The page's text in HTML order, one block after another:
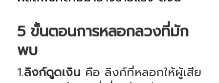
5 ขั้นตอนการหลอกลวงที่มัก
พบ
1.ลิงก์ดูดเงิน คือ ลิงก์ที่หลอกให้ผู้เสีย